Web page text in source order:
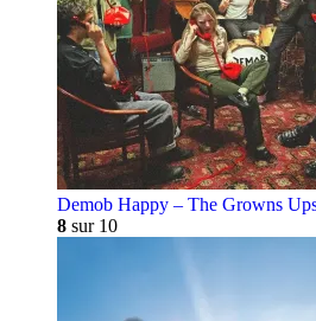
Demob Happy – The Growns
8 sur 10